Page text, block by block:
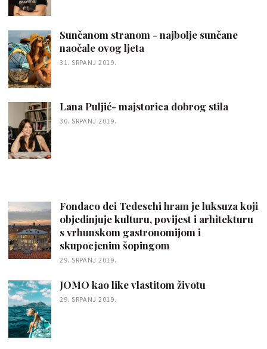
Sunčanom stranom - najbolje sunčane
naočale ovog ljeta
31. SRPANJ 2019.
Lana Puljić- majstorica dobrog stila
30. SRPANJ 2019.
Fondaco dei Tedeschi hram je luksuza koji
objedinjuje kulturu, povijest i arhitekturu
s vrhunskom gastronomijom i
skupocjenim šopingom
29. SRPANJ 2019.
JOMO kao like vlastitom životu
29. SRPANJ 2019.